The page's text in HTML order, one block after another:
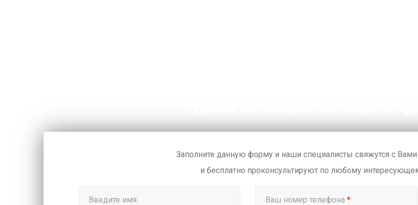
Заполните данную форму и наши специалисты свяжутся с
и бесплатно проконсультируют по любому
Введите имя Ваш номер телефона*